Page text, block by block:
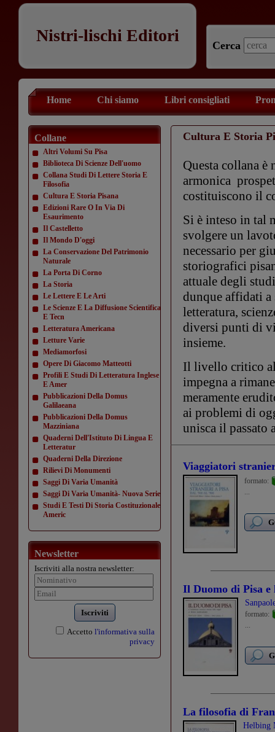
Nistri-lischi Editori
Cerca
Home Chi siamo Libri consigliati
Collane
Altri Volumi Su Pisa
Biblioteca Di Scienze Dell'uomo
Collana Studi Di Lettere Storia E
Filosofia
Cultura E Storia Pisana
Edizioni Rare O In Via Di
Esaurimento
Il Castelletto
Il Mondo D'oggi
La Conservazione Del Patrimonio
Naturale
La Porta Di Corno
La Storia
Le Lettere E Le Arti
Le Scienze E La Diffusione Scientifica
E Tecn
Letteratura Americana
Letture Varie
Mediamorfosi
Opere Di Giacomo Matteotti
Profili E Studi Di Letteratura Inglese
E Amer
Pubblicazioni Della Domus
Galilaeana
Pubblicazioni Della Domus
Mazziniana
Quaderni Dell'Istituto Di Lingua E
Letteratur
Quaderni Della Direzione
Rilievi Di Monumenti
Saggi Di Varia Umanità
Saggi Di Varia Umanità- Nuova Serie
Studi E Testi Di Storia Costituzionale
Americ
Newsletter
Iscriviti alla nostra newsletter:
Iscriviti
Accetto l'informativa sulla
privacy
Cultura E Storia
Questa collana è
armonica
costituiscono il
Si è inteso in tal
svolgere un
necessario per
storiografici
attuale degli
dunque affidati
letteratura,
diversi punti di
insieme.
Il livello critico al
impegna a
meramente
ai problemi di
unisca il passato
Viaggiatori
formato:
...
Il Duomo di Pisa
formato:
...
La filosofia di
Helbing